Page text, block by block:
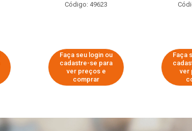
Código: 49623
Faça seu login ou
cadastre-se para
ver preços e
comprar
Faça
ver